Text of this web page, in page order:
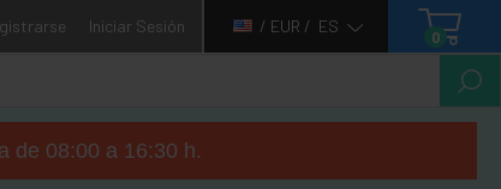
Iniciar Sesión / EUR / ES
0
de 08:00 a 16:30 h.